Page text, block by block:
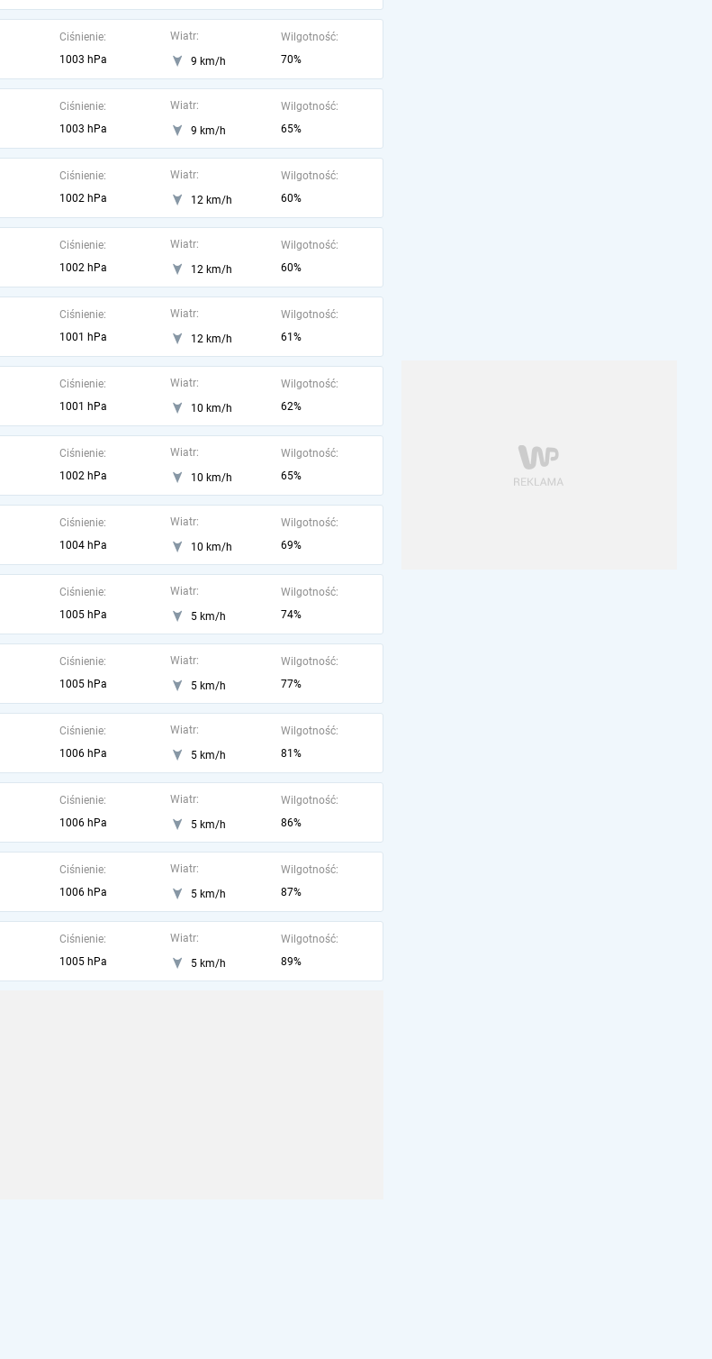
Ciśnienie:
1003 hPa
Wiatr:
9 km/h
Wilgotność:
70%
Ciśnienie:
1003 hPa
Wiatr:
9 km/h
Wilgotność:
65%
Ciśnienie:
1002 hPa
Wiatr:
12 km/h
Wilgotność:
60%
Ciśnienie:
1002 hPa
Wiatr:
12 km/h
Wilgotność:
60%
Ciśnienie:
1001 hPa
Wiatr:
12 km/h
Wilgotność:
61%
Ciśnienie:
1001 hPa
Wiatr:
10 km/h
Wilgotność:
62%
Ciśnienie:
1002 hPa
Wiatr:
10 km/h
Wilgotność:
65%
Ciśnienie:
1004 hPa
Wiatr:
10 km/h
Wilgotność:
69%
Ciśnienie:
1005 hPa
Wiatr:
5 km/h
Wilgotność:
74%
Ciśnienie:
1005 hPa
Wiatr:
5 km/h
Wilgotność:
77%
Ciśnienie:
1006 hPa
Wiatr:
5 km/h
Wilgotność:
81%
Ciśnienie:
1006 hPa
Wiatr:
5 km/h
Wilgotność:
86%
Ciśnienie:
1006 hPa
Wiatr:
5 km/h
Wilgotność:
87%
Ciśnienie:
1005 hPa
Wiatr:
5 km/h
Wilgotność:
89%